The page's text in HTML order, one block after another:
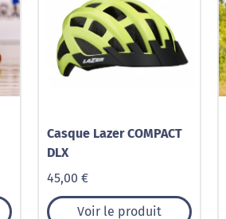
Casque Lazer COMPACT
DLX
45,00 €
Voir le produit